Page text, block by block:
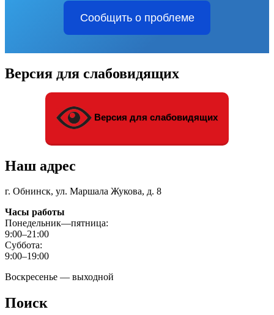
Сообщить о проблеме
Версия для слабовидящих
Версия для слабовидящих
Наш адрес
г. Обнинск, ул. Маршала Жукова, д. 8
Часы работы
Понедельник—пятница:
9:00–21:00
Суббота:
9:00–19:00
Воскресенье — выходной
Поиск